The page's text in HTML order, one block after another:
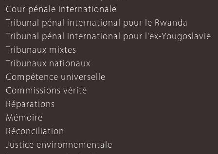
Cour pénale internationale
Tribunal pénal international pour le Rwanda
Tribunal pénal international pour l'ex-Yougoslavie
Tribunaux mixtes
Tribunaux nationaux
Compétence universelle
Commissions vérité
Réparations
Mémoire
Réconciliation
Justice environnementale